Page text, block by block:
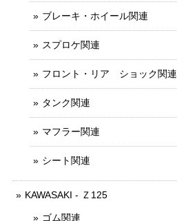
ブレーキ・ホイール関連
スプロケ関連
フロント・リア ショック関連
タンク関連
マフラー関連
シート関連
KAWASAKI - Ｚ125
ゴム関連